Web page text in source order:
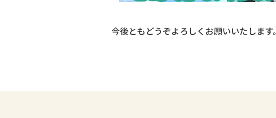
今後ともどうぞよろしくお願いいたします。